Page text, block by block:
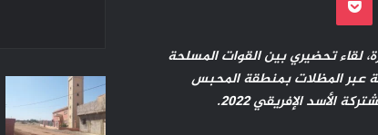
لقاء تحضيري بين القوات المسلحة
عبر المظلات بمنطقة المحبس
الأسد الإفريقي 2022.